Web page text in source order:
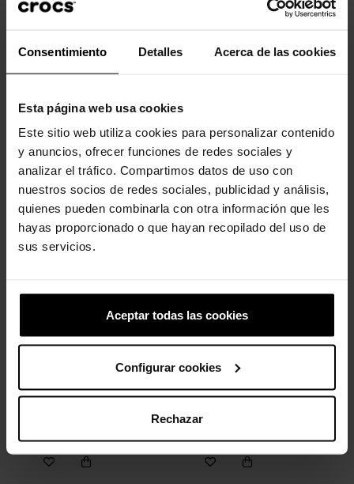
Consentimiento Detalles Acerca de las cookies
Esta página web usa cookies
Este sitio web utiliza cookies para personalizar contenido
y anuncios, ofrecer funciones de redes sociales y
analizar el tráfico. Compartimos datos de uso con
nuestros socios de redes sociales, publicidad y análisis,
quienes pueden combinarla con otra información que les
hayas proporcionado o que hayan recopilado del uso de
sus servicios.
Aceptar todas las cookies
Configurar cookies
Rechazar
Clientes que compraram este
-30% -20%